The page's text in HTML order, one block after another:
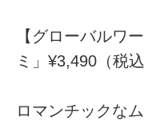
【グローバルワ
ミ」¥3,490（税込
ロマンチックな